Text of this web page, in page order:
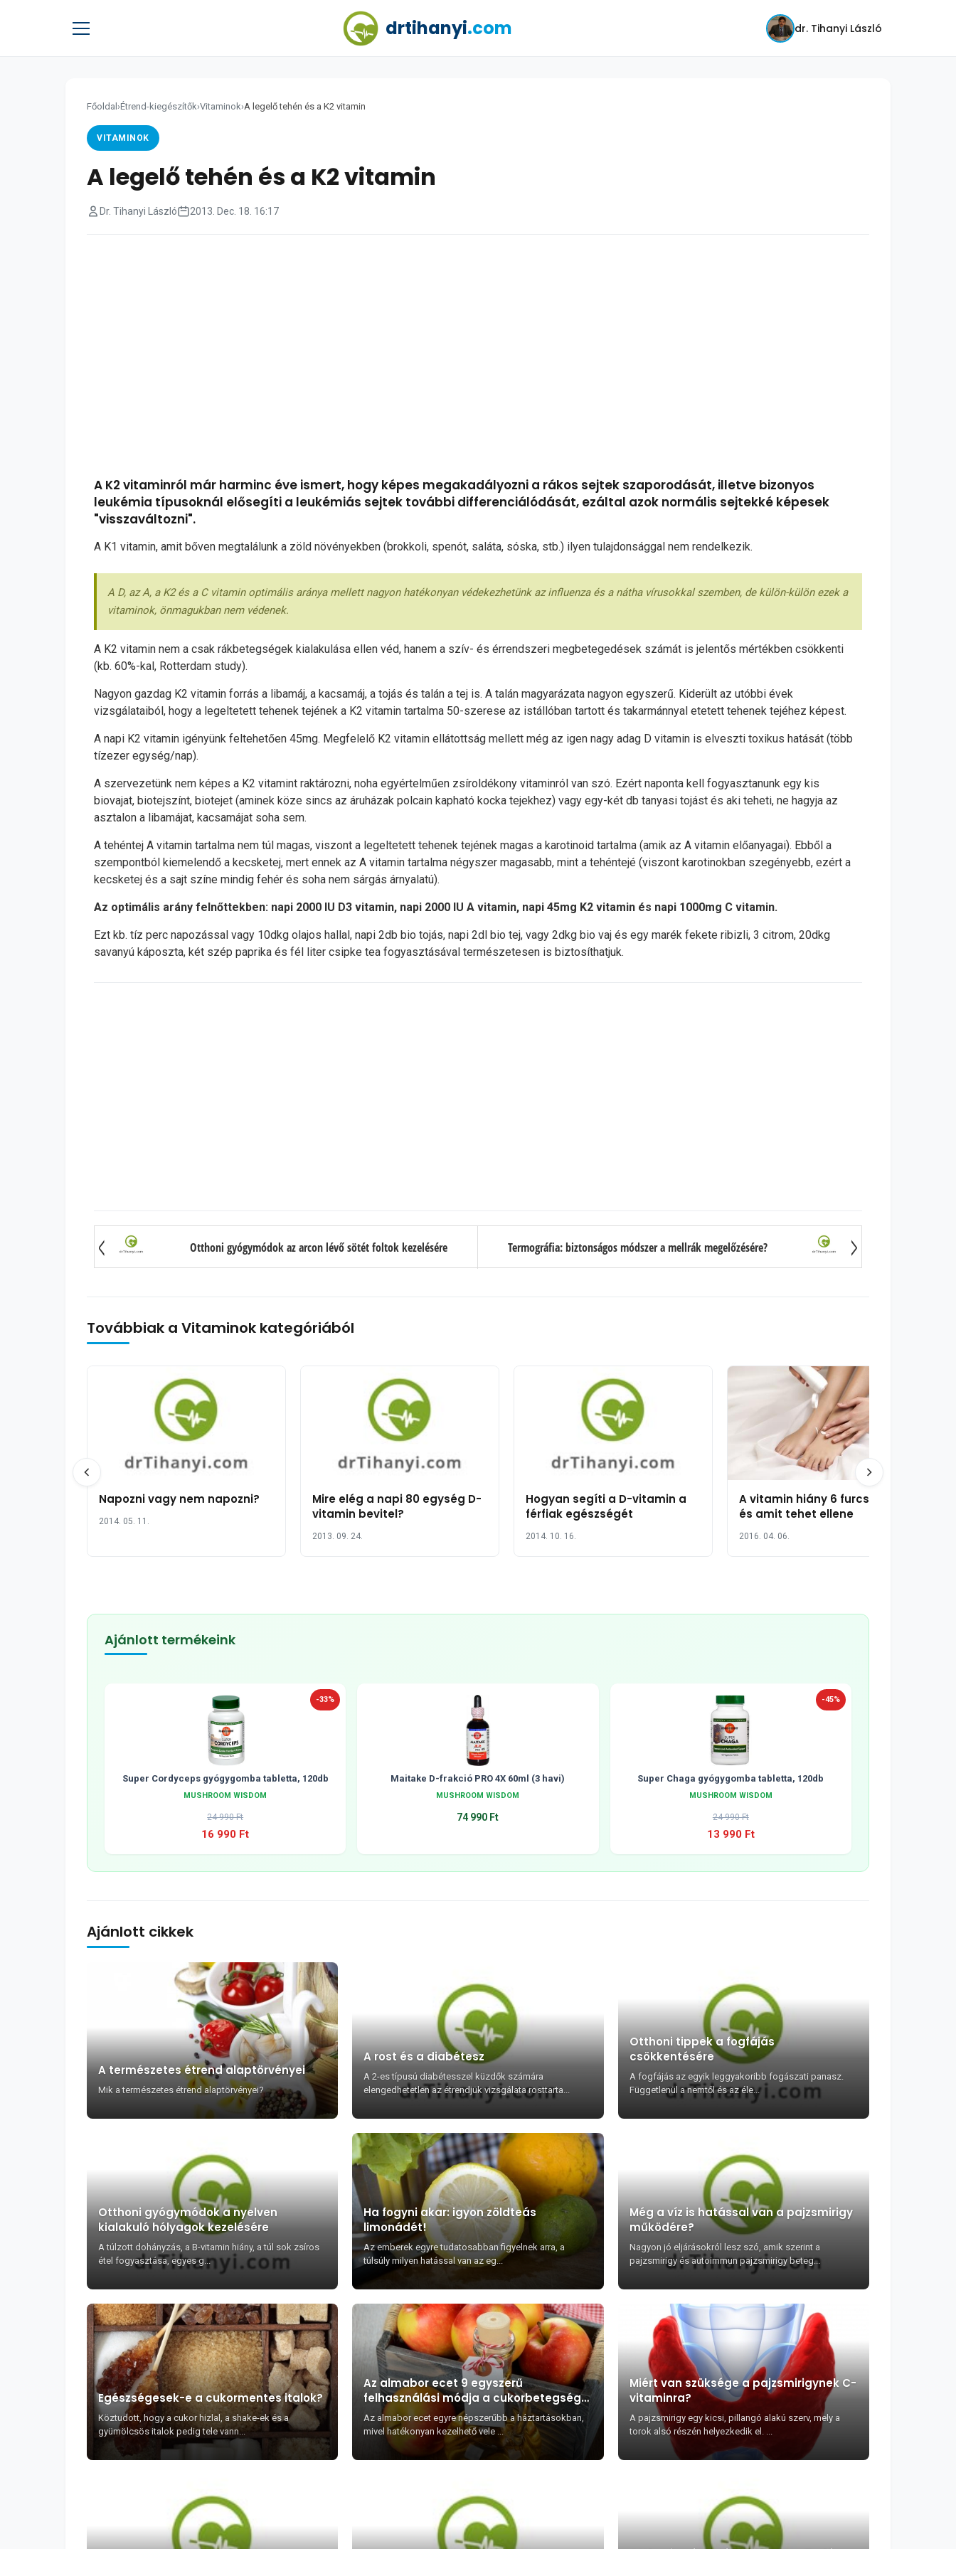
drtihanyi.com dr. Tihanyi László
Főoldal ›Étrend-kiegészítők›Vitaminok›A legelő tehén és a K2 vitamin
VITAMINOK
A legelő tehén és a K2 vitamin
Dr. Tihanyi László 2013. Dec. 18. 16:17
A K2 vitaminról már harminc éve ismert, hogy képes megakadályozni a rákos sejtek szaporodását, illetve bizonyos
leukémia típusoknál elősegíti a leukémiás sejtek további differenciálódását, ezáltal azok normális sejtekké képesek
"visszaváltozni".
A K1 vitamin, amit bőven megtalálunk a zöld növényekben (brokkoli, spenót, saláta, sóska, stb.) ilyen tulajdonsággal nem rendelkezik.
A D, az A, a K2 és a C vitamin optimális aránya mellett nagyon hatékonyan védekezhetünk az influenza és a nátha vírusokkal szemben, de külön-külön ezek a
vitaminok, önmagukban nem védenek.
A K2 vitamin nem a csak rákbetegségek kialakulása ellen véd, hanem a szív- és érrendszeri megbetegedések számát is jelentős mértékben csökkenti
(kb. 60%-kal, Rotterdam study).
Nagyon gazdag K2 vitamin forrás a libamáj, a kacsamáj, a tojás és talán a tej is. A talán magyarázata nagyon egyszerű. Kiderült az utóbbi évek
vizsgálataiból, hogy a legeltetett tehenek tejének a K2 vitamin tartalma 50-szerese az istállóban tartott és takarmánnyal etetett tehenek tejéhez képest.
A napi K2 vitamin igényünk feltehetően 45mg. Megfelelő K2 vitamin ellátottság mellett még az igen nagy adag D vitamin is elveszti toxikus hatását (több
tízezer egység/nap).
A szervezetünk nem képes a K2 vitamint raktározni, noha egyértelműen zsíroldékony vitaminról van szó. Ezért naponta kell fogyasztanunk egy kis
biovajat, biotejszínt, biotejet (aminek köze sincs az áruházak polcain kapható kocka tejekhez) vagy egy-két db tanyasi tojást és aki teheti, ne hagyja az
asztalon a libamájat, kacsamájat soha sem.
A tehéntej A vitamin tartalma nem túl magas, viszont a legeltetett tehenek tejének magas a karotinoid tartalma (amik az A vitamin előanyagai). Ebből a
szempontból kiemelendő a kecsketej, mert ennek az A vitamin tartalma négyszer magasabb, mint a tehéntejé (viszont karotinokban szegényebb, ezért a
kecsketej és a sajt színe mindig fehér és soha nem sárgás árnyalatú).
Az optimális arány felnőttekben: napi 2000 IU D3 vitamin, napi 2000 IU A vitamin, napi 45mg K2 vitamin és napi 1000mg C vitamin.
Ezt kb. tíz perc napozással vagy 10dkg olajos hallal, napi 2db bio tojás, napi 2dl bio tej, vagy 2dkg bio vaj és egy marék fekete ribizli, 3 citrom, 20dkg
savanyú káposzta, két szép paprika és fél liter csipke tea fogyasztásával természetesen is biztosíthatjuk.
Otthoni gyógymódok az arcon lévő sötét foltok kezelésére Termográfia: biztonságos módszer a mellrák megelőzésére?
Továbbiak a Vitaminok kategóriából
Napozni vagy nem napozni?
2014. 05. 11.
Mire elég a napi 80 egység D-
vitamin bevitel?
2013. 09. 24.
Hogyan segíti a D-vitamin a
férfiak egészségét
2014. 10. 16.
A vitamin hiány 6 furcsa jele
és amit tehet ellene
2016. 04. 06.
Ajánlott termékeink
-33%
Super Cordyceps gyógygomba tabletta, 120db
MUSHROOM WISDOM
24 990 Ft
16 990 Ft
Maitake D-frakció PRO 4X 60ml (3 havi)
MUSHROOM WISDOM
74 990 Ft
-45%
Super Chaga gyógygomba tabletta, 120db
MUSHROOM WISDOM
24 990 Ft
13 990 Ft
Ajánlott cikkek
A természetes étrend alaptörvényei
Mik a természetes étrend alaptörvényei?
A rost és a diabétesz
A 2-es típusú diabétesszel küzdők számára
elengedhetetlen az étrendjük vizsgálata rosttarta...
Otthoni tippek a fogfájás
csökkentésére
A fogfájás az egyik leggyakoribb fogászati panasz.
Függetlenül a nemtől és az éle...
Otthoni gyógymódok a nyelven
kialakuló hólyagok kezelésére
A túlzott dohányzás, a B-vitamin hiány, a túl sok zsíros
étel fogyasztása, egyes g...
Ha fogyni akar: igyon zöldteás
limonádét!
Az emberek egyre tudatosabban figyelnek arra, a
túlsúly milyen hatással van az eg...
Még a víz is hatással van a pajzsmirigy
működére?
Nagyon jó eljárásokról lesz szó, amik szerint a
pajzsmirigy és autoimmun pajzsmirigy beteg...
Egészségesek-e a cukormentes italok?
Köztudott, hogy a cukor hizlal, a shake-ek és a
gyümölcsös italok pedig tele vann...
Az almabor ecet 9 egyszerű
felhasználási módja a cukorbetegség
kezelésére
Az almabor ecet egyre népszerűbb a háztartásokban,
mivel hatékonyan kezelhető vele ...
Miért van szüksége a pajzsmirigynek C-
vitaminra?
A pajzsmirigy egy kicsi, pillangó alakú szerv, mely a
torok alsó részén helyezkedik el. ...